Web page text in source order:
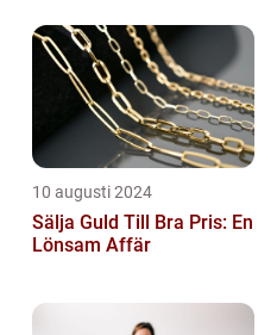
10 augusti 2024
Sälja Guld Till Bra Pris: En
Lönsam Affär